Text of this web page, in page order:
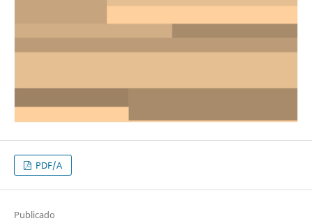
PDF/A
Publicado